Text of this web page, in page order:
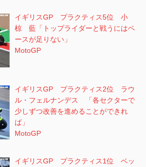
イギリスGP プラクティス5位 小
椋 藍「トップライダーと戦うにはペ
ースが足りない」
MotoGP
イギリスGP プラクティス2位 ラウ
ル・フェルナンデス 「各セクターで
少しずつ改善を進めることができれ
ば」
MotoGP
イギリスGP プラクティス1位 ベッ